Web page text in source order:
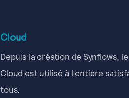
Cloud
Depuis la création de Synflows,
Cloud est utilisé à l'entière
tous.